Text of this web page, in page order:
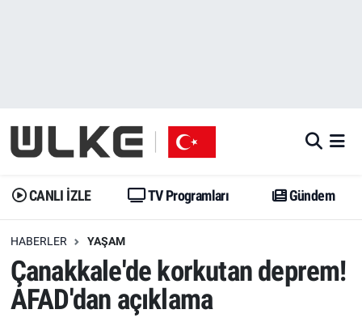
CANLI İZLE TV Programları Gündem
HABERLER YAŞAM
Çanakkale'de korkutan deprem!
AFAD'dan açıklama
Gündem
Dünya
Erişim Bilgileri
Ekonomi
Gündem
Trend
Erişim Bilgileri
Spor
İstanbul Namaz Vakitleri
Trafik Durumu
Erişim Bilgileri
Tüm Manşetler